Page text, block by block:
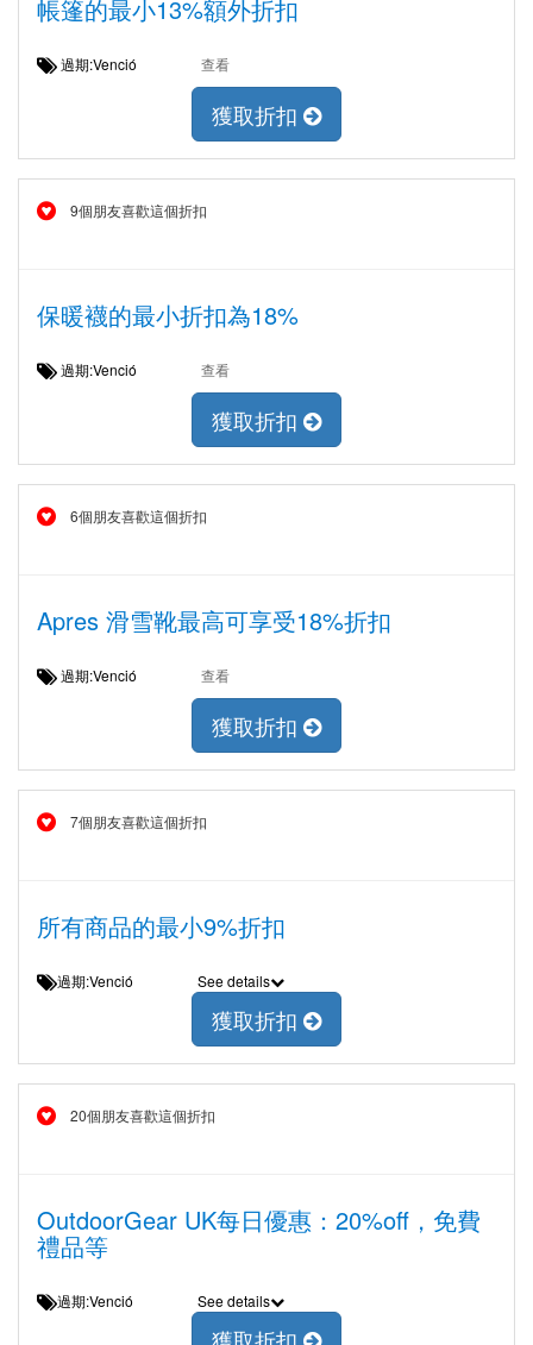
帳篷的最小13%額外折扣
過期:Venció 查看
獲取折扣
9個朋友喜歡這個折扣
保暖襪的最小折扣為18%
過期:Venció 查看
獲取折扣
6個朋友喜歡這個折扣
Apres 滑雪靴最高可享受18%折扣
過期:Venció 查看
獲取折扣
7個朋友喜歡這個折扣
所有商品的最小9%折扣
過期:Venció See details
獲取折扣
20個朋友喜歡這個折扣
OutdoorGear UK每日優惠：20%off，免費
禮品等
過期:Venció See details